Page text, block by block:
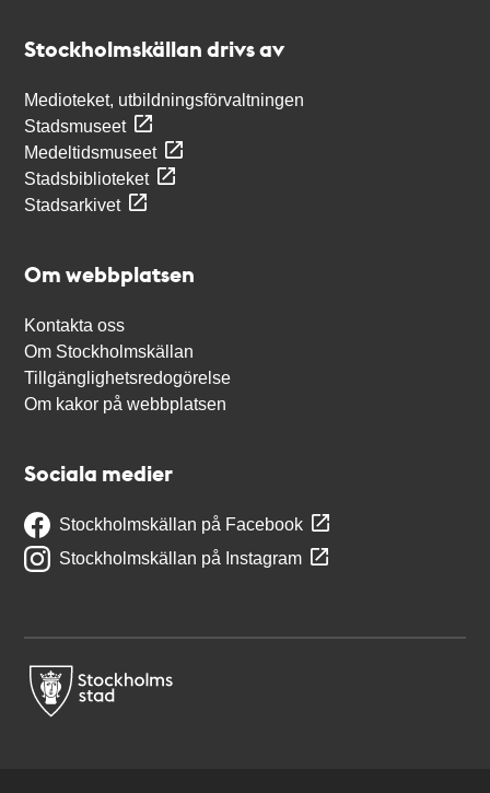
Stockholmskällan drivs av
Medioteket, utbildningsförvaltningen
Stadsmuseet
Medeltidsmuseet
Stadsbiblioteket
Stadsarkivet
Om webbplatsen
Kontakta oss
Om Stockholmskällan
Tillgänglighetsredogörelse
Om kakor på webbplatsen
Sociala medier
Stockholmskällan på Facebook
Stockholmskällan på Instagram